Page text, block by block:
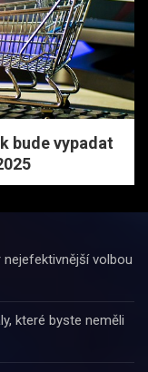
bude vypadat
nejefektivnější volbou
které byste neměli